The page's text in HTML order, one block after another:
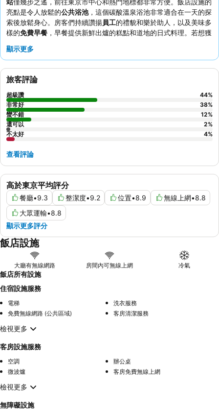
亮點是令人放鬆的公共浴池，這個碳酸溫泉浴池非常適合在一天的探
索後放鬆身心。房客們持續讚揚員工的禮貌和樂於助人，以及美味多
樣的免費早餐 ，早餐提供新鮮出爐的糕點和道地的日式料理。若想獲
塔美景的客房。
顯示更多
高於東京平均評分
餐廳•9.3 整潔度•9.2 位置•8.9 無線上網•8.8
大眾運輸•8.8
顯示更多評分
旅客評論
超級讚 44%
非常好
38%
蠻不錯
12%
還可以
2%
不太好
4%
查看評論
飯店設施
大廳有無線網路 房間內可無線上網 冷氣
飯店所有設施
住宿設施服務
電梯
洗衣服務
免費無線網路 (公共區域)
客房清潔服務
檢視更多
客房設施服務
空調
辦公桌
微波爐
客房免費無線上網
檢視更多
無障礙設施